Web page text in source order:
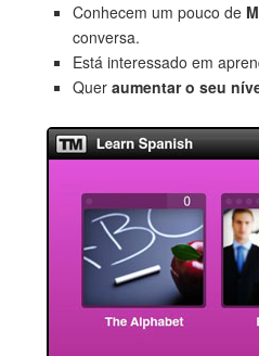
Conhecem um pouco de
conversa.
Está interessado em
Quer aumentar o seu